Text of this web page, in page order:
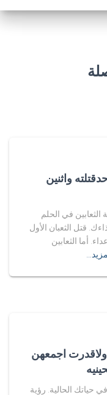
واثنين
في الحلم
قتل الثعبان الأول
أما الثعابين
اجمعهن
حياتك الحالية. رؤية